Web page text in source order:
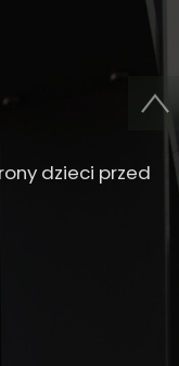
dzieci przed